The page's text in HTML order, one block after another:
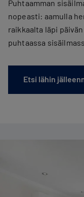
Puhtaamman
nopeasti: aamulla
raikkaalta läpi
puhtaassa
Etsi lähin